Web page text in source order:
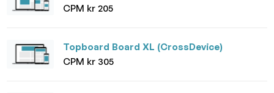
CPM kr 205
Topboard Board XL (CrossDevice)
CPM kr 305